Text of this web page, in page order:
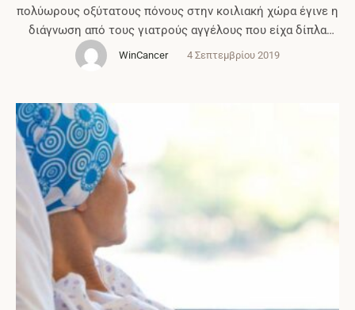
πολύωρους οξύτατους πόνους στην κοιλιακή χώρα έγινε η
διάγνωση από τους γιατρούς αγγέλους που είχα δίπλα
μου. Στις 6 το απόγευμα λοιπόν μετά από αξονική
τομογραφία μπήκαν στο δωμάτιο 4 γιατροί (ένας εκ των
ευθύτητα μου ανακοινώθηκε ότι ένας …
WinCancer 4 Σεπτεμβρίου 2019